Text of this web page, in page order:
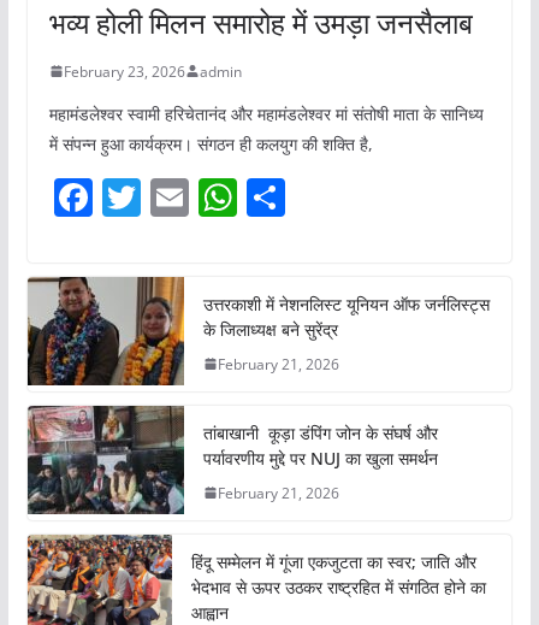
भव्य होली मिलन समारोह में उमड़ा जनसैलाब
February 23, 2026 admin
महामंडलेश्वर स्वामी हरिचेतानंद और महामंडलेश्वर मां संतोषी माता के सानिध्य
में संपन्न हुआ कार्यक्रम। संगठन ही कलयुग की शक्ति है,
F
c
e
b
o
o
k
T
itt
er
E W
s
A
p
S
e
उत्तरकाशी में नेशनलिस्ट यूनियन ऑफ जर्नलिस्ट्स
के जिलाध्यक्ष बने सुरेंद्र
February 21, 2026
तांबाखानी कूड़ा डंपिंग जोन के संघर्ष और
पर्यावरणीय मुद्दे पर NUJ का खुला समर्थन
February 21, 2026
हिंदू सम्मेलन में गूंजा एकजुटता का स्वर; जाति और
भेदभाव से ऊपर उठकर राष्ट्रहित में संगठित होने का
आह्वान